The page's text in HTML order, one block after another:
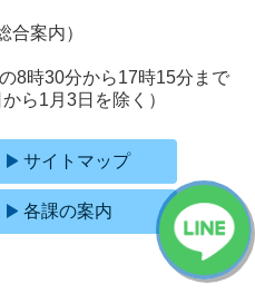
合案内）
8時30分から17時15分まで
ら1月3日を除く）
サイトマップ
各課の案内